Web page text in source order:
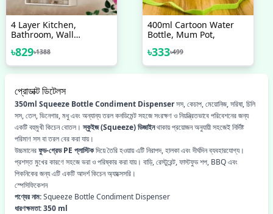
4 Layer Kitchen,
Bathroom, Wall
Multifunctional
Toiletries Storage Rack.
Kitchen Seasoning
Cosmetics Organizer
৳829৳1388
400ml Cartoon Water
Bottle, Mum Pot,
৳333৳499
প্রোডাক্ট ডিটেলস
350ml Squeeze Bottle Condiment Dispenserসস, কেচাপ, মেয়োনিজ, সরিষা, চিলি
সস, তেল, ভিনেগার, মধু এবং অন্যান্য তরল কনডিমেন্ট সহজে সংরক্ষণ ও নিয়ন্ত্রিতভাবে পরিবেশনের জন্য
একটি বহুমুখী কিচেন বোতল।স্কুইজ (Squeeze) ডিজাইনথাকায় প্রয়োজন অনুযায়ী সহজেই নির্দিষ্ট
পরিমাণ সস বা তরল বের করা যায়।
উচ্চমানেরফুড-গ্রেড PE প্লাস্টিকদিয়ে তৈরি হওয়ায় এটি নিরাপদ, হালকা এবং দীর্ঘদিন ব্যবহারযোগ্য।
প্রশস্ত মুখের কারণে সহজে ভরা ও পরিষ্কার করা যায়। বাড়ি, রেস্টুরেন্ট, ফাস্টফুড শপ, BBQ এবং
পিকনিকের জন্য এটি একটি আদর্শ কিচেন অ্যাক্সেসরি।
স্পেসিফিকেশন
পণ্যের নাম:Squeeze Bottle Condiment Dispenser
ধারণক্ষমতা:350 ml